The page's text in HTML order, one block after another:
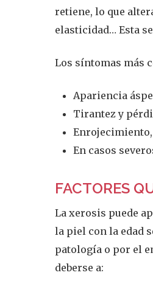
retiene, lo que
elasticidad… Esta
Los síntomas más
Apariencia
Tirantez y
En casos
FACTORES
La xerosis puede
la piel con la edad
patología o por el
deberse a: